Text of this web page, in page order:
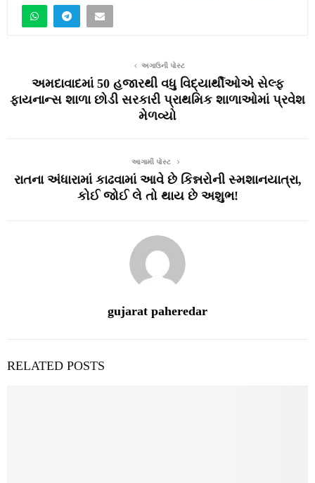
અગાઉની પોસ્ટ
અમદાવાદમાં 50 હજારથી વધુ વિદ્યાર્થીઓએ સેલ્ફ
ફાયનાન્સ શાળા છોડી સરકારી પ્રાથમિક શાળાઓમાં પ્રવેશ
મેળવ્યો
આગામી પોસ્ટ
રાતના અંધારામાં કાઢવામાં આવે છે કિન્નરોની સ્મશાનયાત્રા,
કોઈ જોઈ લે તો થાય છે અશુભ!
gujarat paheredar
RELATED POSTS